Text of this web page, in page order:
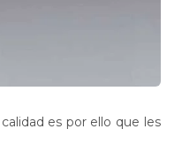
es por ello que les